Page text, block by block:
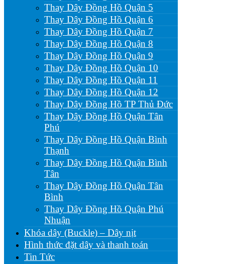
Thay Dây Đồng Hồ Quận 5
Thay Dây Đồng Hồ Quận 6
Thay Dây Đồng Hồ Quận 7
Thay Dây Đồng Hồ Quận 8
Thay Dây Đồng Hồ Quận 9
Thay Dây Đồng Hồ Quận 10
Thay Dây Đồng Hồ Quận 11
Thay Dây Đồng Hồ Quận 12
Thay Dây Đồng Hồ TP Thủ Đức
Thay Dây Đồng Hồ Quận Tân
Phú
Thay Dây Đồng Hồ Quận Bình
Thạnh
Thay Dây Đồng Hồ Quận Bình
Tân
Thay Dây Đồng Hồ Quận Tân
Bình
Thay Dây Đồng Hồ Quận Phú
Nhuận
Khóa dây (Buckle) – Dây nịt
Hình thức đặt dây và thanh toán
Tin Tức